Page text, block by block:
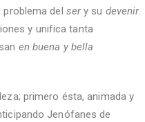
del sery su devenir.
y unifica tanta
en buena y bella
primero ésta, animada y
Jenófanes de